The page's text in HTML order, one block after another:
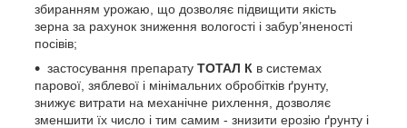
збиранням урожаю, що дозволяє підвищити якість
зерна за рахунок зниження вологості і забур’яненості
посівів;
застосування препарату ТОТАЛ К в системах
парової, зяблевої і мінімальних обробітків ґрунту,
знижує витрати на механічне рихлення, дозволяє
зменшити їх число і тим самим - знизити ерозію ґрунту і